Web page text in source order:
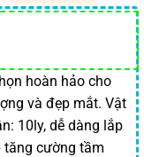
Giá
hiện
tại
là:
74,999 ₫.
hoàn hảo cho
và đẹp mắt. Vật
10ly, dễ dàng lắp
tăng cường tầm